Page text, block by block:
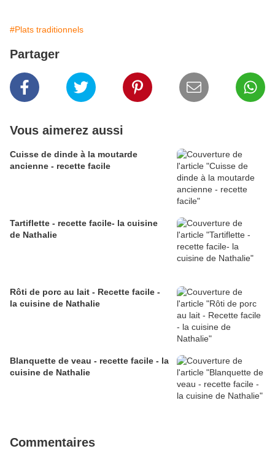
#Plats traditionnels
Partager
Vous aimerez aussi
Cuisse de dinde à la moutarde
ancienne - recette facile
Tartiflette - recette facile- la cuisine
de Nathalie
Rôti de porc au lait - Recette facile -
la cuisine de Nathalie
Blanquette de veau - recette facile - la
cuisine de Nathalie
Commentaires